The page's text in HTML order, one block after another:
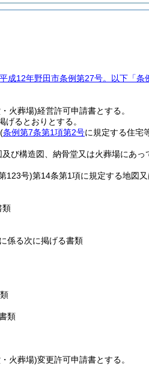
成12年野田市条例第27号。以下「条
火葬場)経営許可申請書とする。
げるとおりとする。
(条例第7条第1項第2号に規定する住宅
び構造図、納骨堂又は火葬場にあ
123号)第14条第1項に規定する地図
類
係る次に掲げる書類
類
火葬場)変更許可申請書とする。